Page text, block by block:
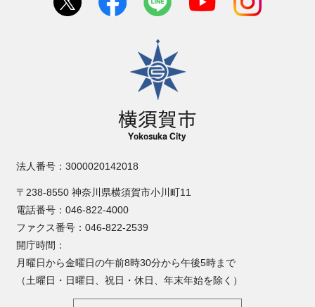
横須賀市
法人番号：3000020142018
〒238-8550 神奈川県横須賀市小川町11
電話番号：046-822-4000
ファクス番号：046-822-2539
開庁時間：
月曜日から金曜日の午前8時30分から午後5時まで
（土曜日・日曜日、祝日・休日、年末年始を除く）